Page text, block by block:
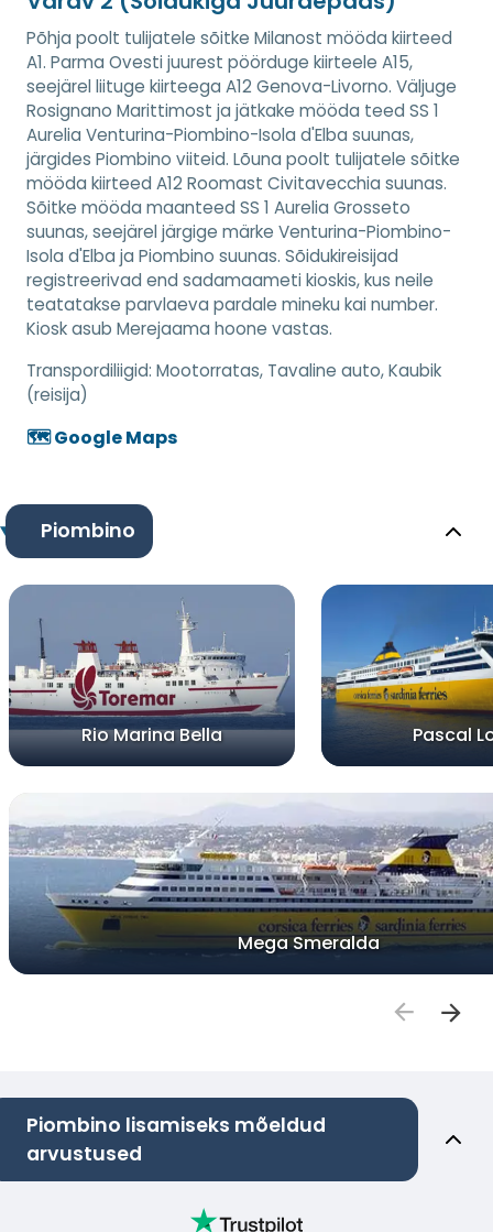
Põhja poolt tulijatele sõitke Milanost mööda kiirteed
A1. Parma Ovesti juurest pöörduge kiirteele A15,
seejärel liituge kiirteega A12 Genova-Livorno. Väljuge
Rosignano Marittimost ja jätkake mööda teed SS 1
Aurelia Venturina-Piombino-Isola d'Elba suunas,
järgides Piombino viiteid. Lõuna poolt tulijatele sõitke
mööda kiirteed A12 Roomast Civitavecchia suunas.
Sõitke mööda maanteed SS 1 Aurelia Grosseto
suunas, seejärel järgige märke Venturina-Piombino-
Isola d'Elba ja Piombino suunas. Sõidukireisijad
registreerivad end sadamaameti kioskis, kus neile
teatatakse parvlaeva pardale mineku kai number.
Kiosk asub Merejaama hoone vastas.
Transpordiliigid: Mootorratas, Tavaline auto, Kaubik
(reisija)
🗺️ Google Maps
Piombino
Rio Marina Bella Pascal
Mega Smeralda
Piombino lisamiseks mõeldud
arvustused